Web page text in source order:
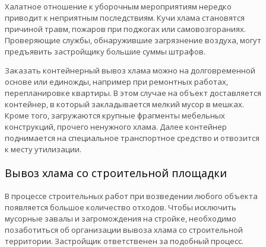
Халатное отношение к уборочным мероприятиям нередко
приводит к неприятным последствиям. Кучи хлама становятся
причиной травм, пожаров при поджогах или самовозгораниях.
Проверяющие службы, обнаружившие загрязнение воздуха, могут
предъявить застройщику большие суммы штрафов.
Заказать контейнерный вывоз хлама можно на долговременной
основе или единожды, например при ремонтных работах,
перепланировке квартиры. В этом случае на объект доставляется
контейнер, в который закладывается мелкий мусор в мешках.
Кроме того, загружаются крупные фрагменты мебельных
конструкций, прочего ненужного хлама. Далее контейнер
поднимается на специальное транспортное средство и отвозится
к месту утилизации.
Вывоз хлама со строительной площадки
В процессе строительных работ при возведении любого объекта
появляется большое количество отходов. Чтобы исключить
мусорные завалы и загромождения на стройке, необходимо
позаботиться об организации вывоза хлама со строительной
территории. Застройщик ответственен за подобный процесс.